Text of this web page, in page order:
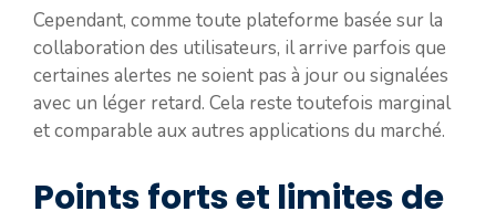
Cependant, comme toute plateforme basée sur la
collaboration des utilisateurs, il arrive parfois que
certaines alertes ne soient pas à jour ou signalées
avec un léger retard. Cela reste toutefois marginal
et comparable aux autres applications du marché.
Points forts et limites de